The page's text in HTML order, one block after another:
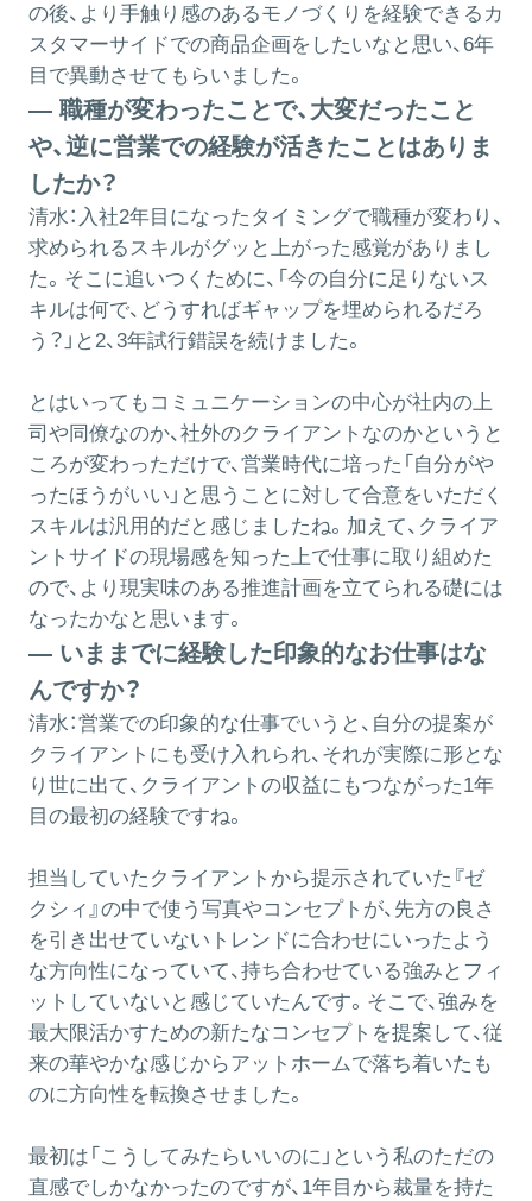
の後、より手触り感のあるモノづくりを経験できるカ
スタマーサイドでの商品企画をしたいなと思い、6年
目で異動させてもらいました。
― 職種が変わったことで、大変だったこと
や、逆に営業での経験が活きたことはありま
したか？
清水： 入社2年目になったタイミングで職種が変わり、
求められるスキルがグッと上がった感覚がありまし
た。そこに追いつくために、「今の自分に足りないス
キルは何で、どうすればギャップを埋められるだろ
う？」と2、3年試行錯誤を続けました。
とはいってもコミュニケーションの中心が社内の上
司や同僚なのか、社外のクライアントなのかというと
ころが変わっただけで、営業時代に培った「自分がや
ったほうがいい」と思うことに対して合意をいただく
スキルは汎用的だと感じましたね。加えて、クライア
ントサイドの現場感を知った上で仕事に取り組めた
ので、より現実味のある推進計画を立てられる礎には
なったかなと思います。
― いままでに経験した印象的なお仕事はな
んですか？
清水：営業での印象的な仕事でいうと、自分の提案が
クライアントにも受け入れられ、それが実際に形とな
り世に出て、クライアントの収益にもつながった1年
目の最初の経験ですね。
担当していたクライアントから提示されていた『ゼ
クシィ』の中で使う写真やコンセプトが、先方の良さ
を引き出せていないトレンドに合わせにいったよう
な方向性になっていて、持ち合わせている強みとフィ
ットしていないと感じていたんです。そこで、強みを
最大限活かすための新たなコンセプトを提案して、従
来の華やかな感じからアットホームで落ち着いたも
のに方向性を転換させました。
最初は「こうしてみたらいいのに」という私のただの
直感でしかなかったのですが、1年目から裁量を持た